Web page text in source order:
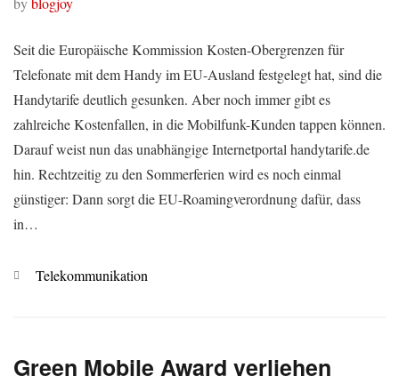
Seit die Europäische Kommission Kosten-Obergrenzen für
Telefonate mit dem Handy im EU-Ausland festgelegt hat, sind die
Handytarife deutlich gesunken. Aber noch immer gibt es
zahlreiche Kostenfallen, in die Mobilfunk-Kunden tappen können.
Darauf weist nun das unabhängige Internetportal handytarife.de
hin. Rechtzeitig zu den Sommerferien wird es noch einmal
günstiger: Dann sorgt die EU-Roamingverordnung dafür, dass
in…
Kategorien
Telekommunikation
Green Mobile Award verliehen